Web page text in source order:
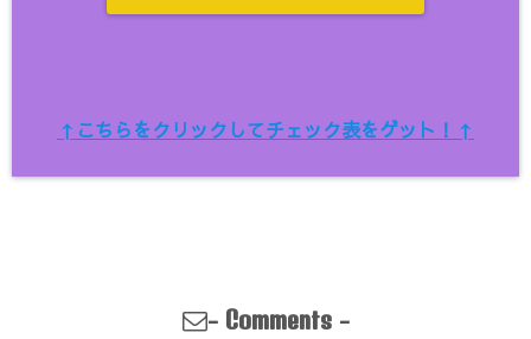
↑こちらをクリックしてチェック表をゲット！↑
- Comments-